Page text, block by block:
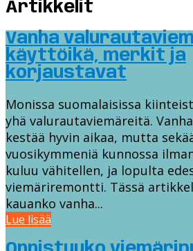
Artikkelit
Vanha
käyttöikä, merkit ja
korjaustavat
Monissa suomalaisissa
yhä valurautaviemäreitä.
kestää hyvin aikaa, mutta
vuosikymmeniä kunnossa
kuluu vähitellen, ja lopulta
viemäriremontti. Tässä
kauanko vanha...
Lue lisää